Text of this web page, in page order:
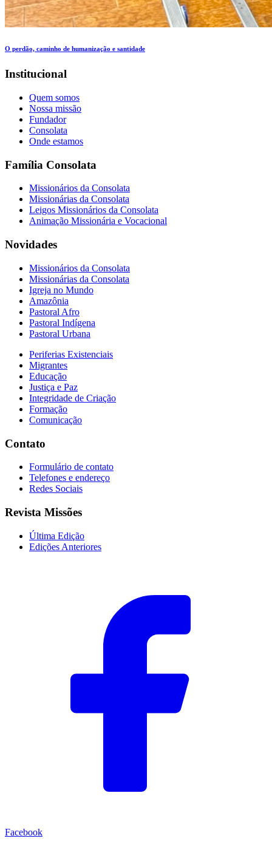
O perdão, caminho de humanização e santidade
Institucional
Quem somos
Nossa missão
Fundador
Consolata
Onde estamos
Família Consolata
Missionários da Consolata
Missionárias da Consolata
Leigos Missionários da Consolata
Animação Missionária e Vocacional
Novidades
Missionários da Consolata
Missionárias da Consolata
Igreja no Mundo
Amazônia
Pastoral Afro
Pastoral Indígena
Pastoral Urbana
Periferias Existenciais
Migrantes
Educação
Justiça e Paz
Integridade de Criação
Formação
Comunicação
Contato
Formulário de contato
Telefones e endereço
Redes Sociais
Revista Missões
Última Edição
Edições Anteriores
Facebook